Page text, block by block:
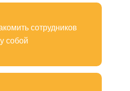
сотрудников
собой